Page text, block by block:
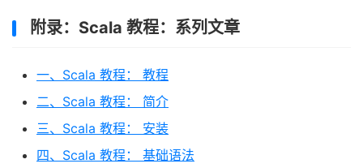
附录：Scala 教程：系列文章
一、Scala 教程： 教程
二、Scala 教程： 简介
三、Scala 教程： 安装
四、Scala 教程： 基础语法